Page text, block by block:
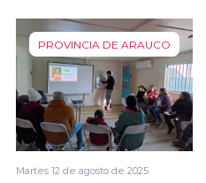
PROVINCIA DE ARAUCO
Martes 12 de agosto de 2025